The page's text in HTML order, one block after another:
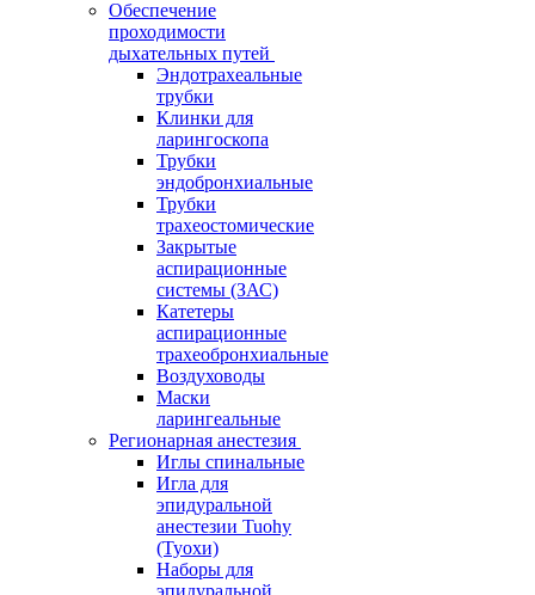
Обеспечение
проходимости
дыхательных путей
Эндотрахеальные
трубки
Клинки для
ларингоскопа
Трубки
эндобронхиальные
Трубки
трахеостомические
Закрытые
аспирационные
системы (ЗАС)
Катетеры
аспирационные
трахеобронхиальные
Воздуховоды
Маски
ларингеальные
Регионарная анестезия
Иглы спинальные
Игла для
эпидуральной
анестезии Tuohy
(Туохи)
Наборы для
эпидуральной